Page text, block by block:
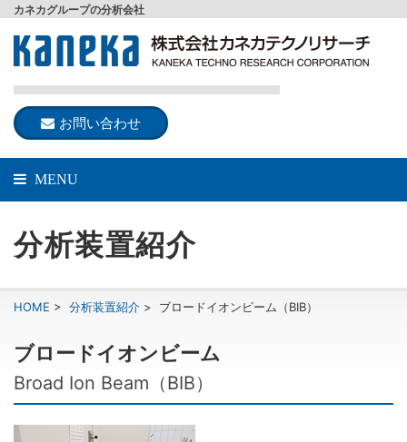
カネカグループの分析会社
お問い合わせ
MENU
分析装置紹介
HOME > 分析装置紹介 > ブロードイオンビーム（BIB）
ブロードイオンビーム
Broad Ion Beam（BIB）